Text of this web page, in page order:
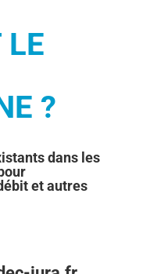
LE
?
dans les
et autres